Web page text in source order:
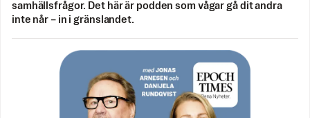
samhällsfrågor. Det här är podden som vågar gå dit andra
inte når – in i gränslandet.